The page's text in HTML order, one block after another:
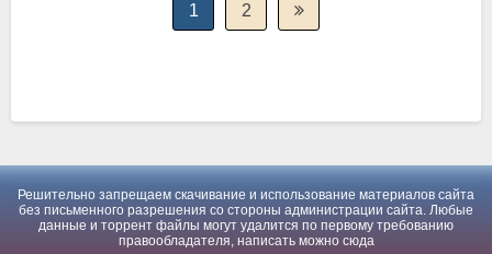
1 2
Решительно запрещаем скачивание и использование материалов сайта
без письменного разрешения со стороны администрации сайта. Любые
данные и торрент файлы могут удалится по первому требованию
правообладателя, написать можно сюда